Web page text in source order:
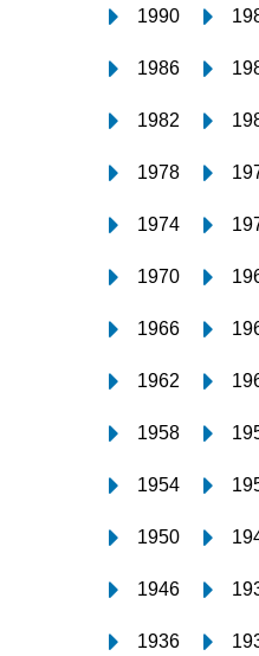
1990
1986
1982
1978
1974
1970
1966
1962
1958
1954
1950
1946
1936